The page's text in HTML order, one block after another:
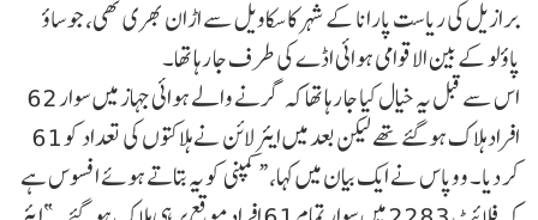
برازیل کی ریاست پارانا کے شہر کاسکاویل سے اڑان بھری تھی، جو ساؤ
پاؤلو کے بین الاقوامی ہوائی اڈے کی طرف جا رہا تھا۔
اس سے قبل یہ خیال کیا جا رہا تھا کہ گرنے والے ہوائی جہاز میں سوار 62
افراد ہلاک ہو گئے تھے لیکن بعد میں ایئر لائن نے ہلاکتوں کی تعداد کو 61
کر دیا۔ ووپاس نے ایک بیان میں کہا، “کمپنی کو یہ بتاتے ہوئے افسوس ہے